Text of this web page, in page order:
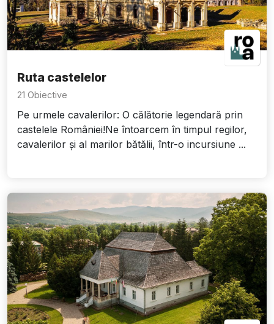
Ruta castelelor
21 Obiective
Pe urmele cavalerilor: O călătorie legendară prin
castelele României!Ne întoarcem în timpul regilor,
cavalerilor și al marilor bătălii, într-o incursiune ...